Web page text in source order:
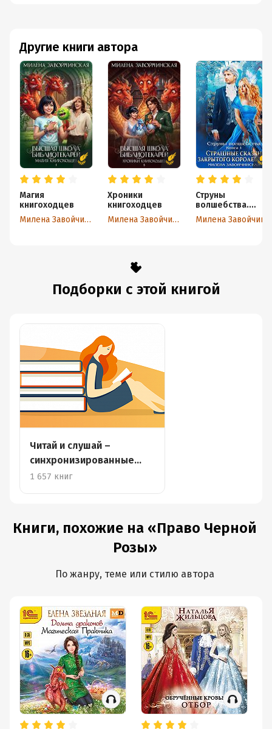
Другие книги автора
Магия
книгоходцев
Милена Завойчинская
Хроники
книгоходцев
Милена Завойчинская
Струны
волшебства.
Книга первая.
Страшные сказки
Подборки с этой книгой
Читай и слушай –
синхронизированные
книги
1 657 книг
Книги, похожие на «Право Черной
Розы»
По жанру, теме или стилю автора